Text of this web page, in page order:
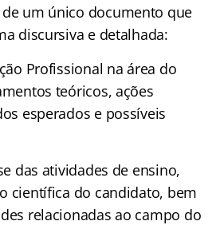
um único documento que
discursiva e detalhada:
Profissional na área do
teóricos, ações
esperados e possíveis
das atividades de ensino,
científica do candidato, bem
relacionadas ao campo do